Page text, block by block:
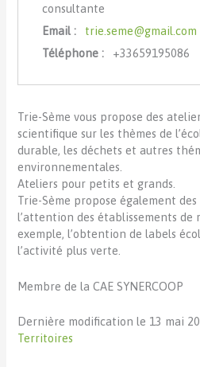
consultante
Email :
trie.seme@gmail.com
Téléphone :
+33659195086
Trie-Sème vous propose des
scientifique sur les thèmes de
durable, les déchets et autres
environnementales.
Ateliers pour petits et grands.
Trie-Sème propose également
l’attention des établissements
exemple, l’obtention de labels
l’activité plus verte.
Membre de la CAE SYNERCOOP
Dernière modification le 13 mai
Territoires